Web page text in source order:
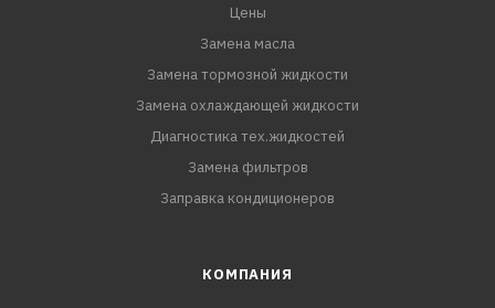
Цены
Замена масла
Замена тормозной жидкости
Замена охлаждающей жидкости
Диагностика тех.жидкостей
Замена фильтров
Заправка кондиционеров
КОМПАНИЯ